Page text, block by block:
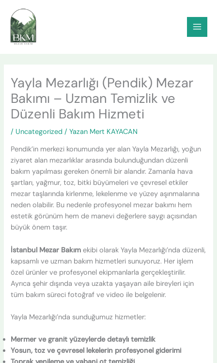
atla
Yayla Mezarlığı (Pendik) Mezar
Bakımı – Uzman Temizlik ve
Düzenli Bakım Hizmeti
/ Uncategorized / Yazan Mert KAYACAN
Pendik’in merkezi konumunda yer alan Yayla Mezarlığı, yoğun
ziyaret alan mezarlıklar arasında bulunduğundan düzenli
bakım yapılması gereken önemli bir alandır. Zamanla hava
şartları, yağmur, toz, bitki büyümeleri ve çevresel etkiler
mezar taşlarında kirlenme, lekelenme ve yüzey aşınmalarına
neden olabilir. Bu nedenle profesyonel mezar bakımı hem
estetik görünüm hem de manevi değerlere saygı açısından
büyük önem taşır.
İstanbul Mezar Bakım ekibi olarak Yayla Mezarlığı’nda düzenli,
kapsamlı ve uzman bakım hizmetleri sunuyoruz. Her işlem
özel ürünler ve profesyonel ekipmanlarla gerçekleştirilir.
Ayrıca şehir dışında veya uzakta yaşayan aile bireyleri için
tüm bakım süreci fotoğraf ve video ile belgelenir.
Yayla Mezarlığı’nda sunduğumuz hizmetler:
Mermer ve granit yüzeylerde detaylı temizlik
Yosun, toz ve çevresel lekelerin profesyonel giderimi